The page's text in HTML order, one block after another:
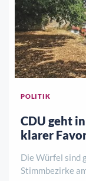
POLITIK
CDU geht
klarer
Die Würfel sind
Stimmbezirke